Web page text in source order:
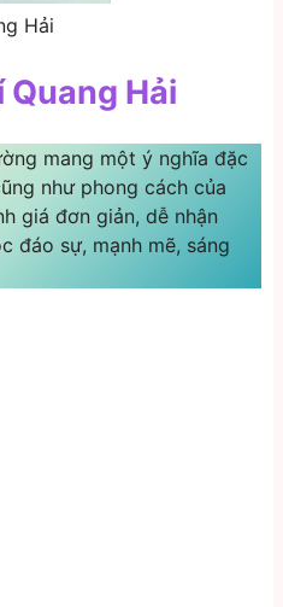
Hải
Hải
mang một ý nghĩa đặc
như phong cách của
giá đơn giản, dễ nhận
đáo sự, mạnh mẽ, sáng